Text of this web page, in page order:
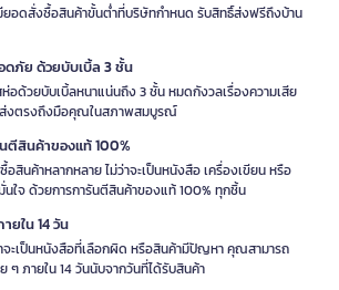
ยอดสั่งซื้อสินค้าขั้นต่ำที่บริษัทกำหนด รับสิทธิ์ส่งฟรีถึงบ้าน
ดภัย ด้วยบับเบิ้ล 3 ชั้น
อด้วยบับเบิ้ลหนาแน่นถึง 3 ชั้น หมดกังวลเรื่องความเสีย
ส่งตรงถึงมือคุณในสภาพสมบูรณ์
ตีสินค้าของแท้ 100%
สินค้าหลากหลาย ไม่ว่าจะเป็นหนังสือ เครื่องเขียน หรือ
ใจ ด้วยการการันตีสินค้าของแท้ 100% ทุกชิ้น
ยใน 14 วัน
จะเป็นหนังสือที่เลือกผิด หรือสินค้ามีปัญหา คุณสามารถ
ๆ ภายใน 14 วันนับจากวันที่ได้รับสินค้า